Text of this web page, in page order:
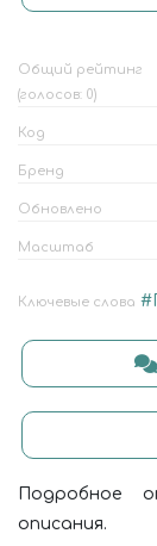
Общий рейтинг
(голосов: 0)
Код
Бренд
Обновлено
Масштаб
Ключевые слова
Подробное
описания.